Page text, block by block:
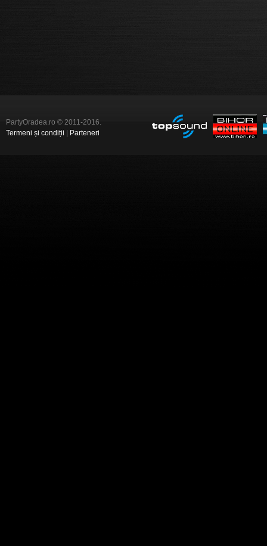
PartyOradea.ro © 2011-2016.
Termeni și condiții
Parteneri